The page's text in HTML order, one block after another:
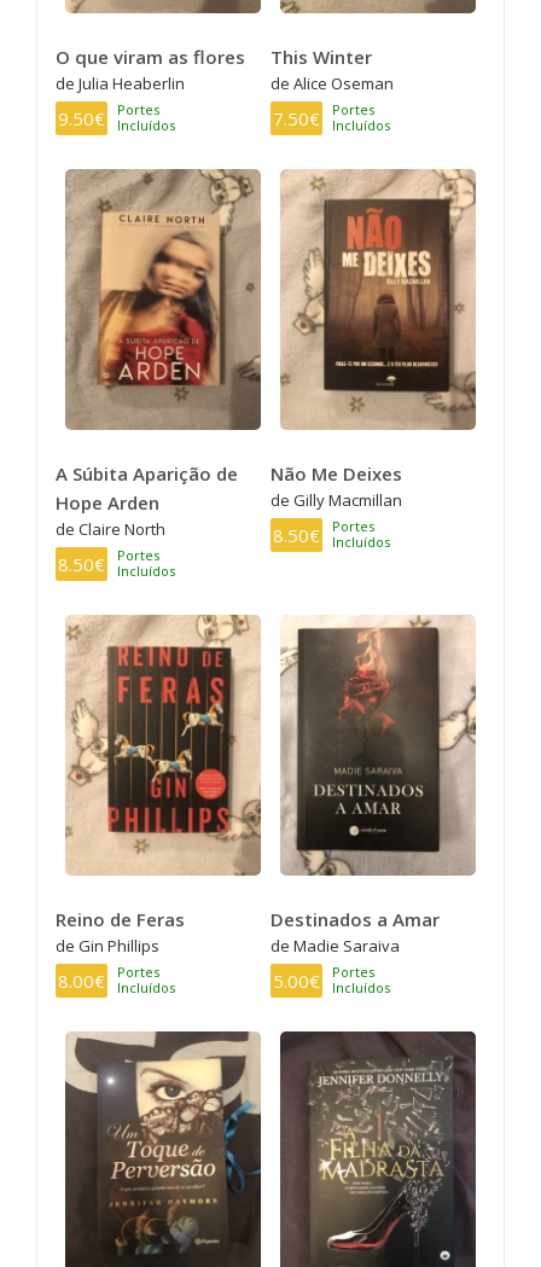
O que viram as flores
de Julia Heaberlin
9.50€
Portes
Incluídos
This Winter
de Alice Oseman
7.50€
Portes
Incluídos
A Súbita Aparição de
Hope Arden
de Claire North
8.50€
Portes
Incluídos
Não Me Deixes
de Gilly Macmillan
8.50€
Portes
Incluídos
Reino de Feras
de Gin Phillips
8.00€
Portes
Incluídos
Destinados a Amar
de Madie Saraiva
5.00€
Portes
Incluídos